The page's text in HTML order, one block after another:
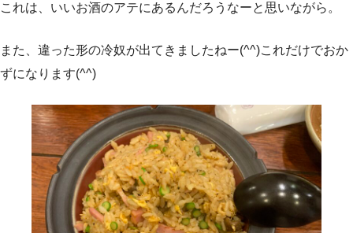
これは、いいお酒のアテにあるんだろうなーと思いながら。
また、違った形の冷奴が出てきましたねー(^^)これだけでおか
ずになります(^^)